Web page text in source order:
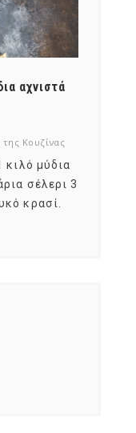
αχνιστά
της Κουζίνας
κιλό μύδια
σέλερι 3
κρασί.